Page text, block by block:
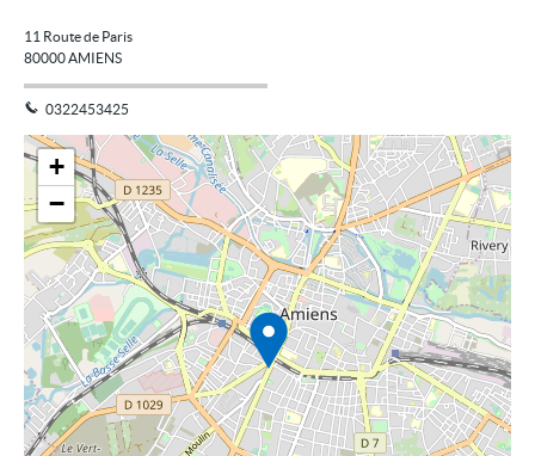
11 Route de Paris
80000 AMIENS
0322453425
+
−